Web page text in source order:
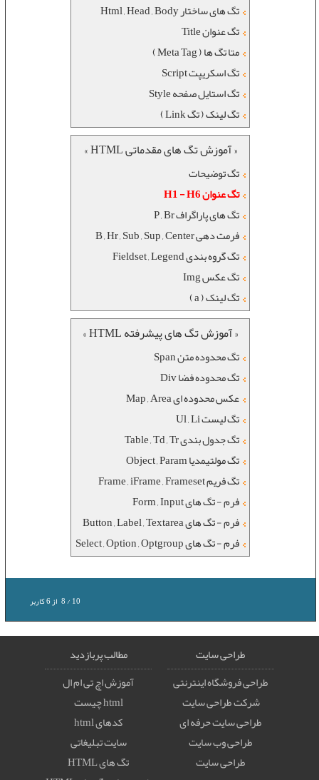
تگ های ساختار Html , Head , Body
تگ عنوان Title
متا تگ ها ( Meta Tag )
تگ اسکریپت Script
تگ استایل صفحه Style
تگ لینک ( تگ Link )
« آموزش تگ های مقدماتی HTML »
تگ توضیحات
تگ عنوان H1 - H6
تگ های پاراگراف P , Br
فرمت دهی B , Hr , Sub , Sup , Center
تگ گروه بندی Fieldset , Legend
تگ عکس Img
تگ لینک ( a )
« آموزش تگ های پیشرفته HTML »
تگ محدوده متن Span
تگ محدوده فضا Div
عکس محدوده ای Map , Area
تگ لیست Ul , Li
تگ جدول بندی Table , Td , Tr
تگ مولتیمدیا Object , Param
تگ فریم Frame , iFrame , Frameset
فرم - تگ های Form , Input
فرم - تگ های Button , Label , Textarea
فرم - تگ های Select , Option , Optgroup
8/10 از6کاربر
طراحی سایت
طراحی فروشگاه اینترنتی
شرکت طراحی سایت
طراحی سایت حرفه ای
طراحی وب سایت
طراحی سایت
مطالب پربازدید
آموزش اچ تی ام ال
html چیست
کدهای html
سایت تبلیغاتی
تگ های HTML